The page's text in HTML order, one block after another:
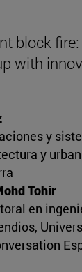
block
with
y
y
Tohir
en